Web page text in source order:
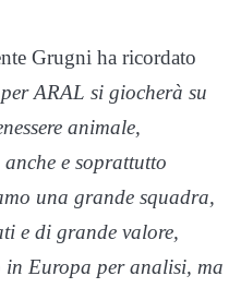
Grugni ha ricordato
ARAL si giocherà su
animale,
e soprattutto
una grande squadra,
e di grande valore,
Europa per analisi, ma